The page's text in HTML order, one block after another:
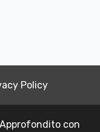
Policy
con